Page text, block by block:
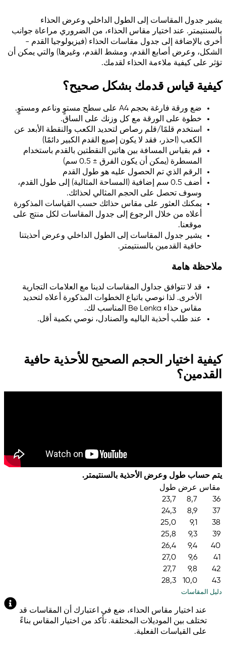
يشير جدول المقاسات إلى الطول الداخلي وعرض الحذاء
بالسنتيمتر. عند اختيار مقاس الحذاء، من الضروري مراعاة جوانب
أخرى بالإضافة إلى جدول مقاسات الحذاء (فيزيولوجيا القدم -
الشكل، وعرض أصابع القدم، ومشط القدم، وغيرها) والتي يمكن أن
تؤثر على كيفية ملاءمة الحذاء لقدمك.
كيفية قياس قدمك بشكل صحيح؟
ضع ورقة فارغة بحجم A4 على سطح مستوٍ وناعم ومستوٍ.
خطوة على الورقة مع كل وزنك على الساق.
استخدم قلمًا/قلم رصاص لتحديد الكعب والنقطة الأبعد عن
الكعب (احذر، فقد لا يكون إصبع القدم الكبير دائمًا)
قم بقياس المسافة بين هاتين النقطتين بالقدم باستخدام
المسطرة (يمكن أن يكون الفرق ± 0.5 سم)
الرقم الذي تم الحصول عليه هو طول القدم
أضف 0.5 سم إضافية (المساحة المثالية) إلى طول القدم،
وسوف تحصل على الحجم المثالي لحذائك.
يمكنك العثور على مقاس حذائك حسب القياسات المذكورة
أعلاه من خلال الرجوع إلى جدول المقاسات لكل منتج على
موقعنا.
يشير جدول المقاسات إلى الطول الداخلي وعرض أحذيتنا
حافية القدمين بالسنتيمتر.
ملاحظة هامة
قد لا تتوافق جداول المقاسات لدينا مع العلامات التجارية
الأخرى. لذا نوصي باتباع الخطوات المذكورة أعلاه لتحديد
مقاس حذاء Be Lenka المناسب لك.
عند طلب أحذية الباليه والصنادل، نوصي بكمية أقل.
كيفية اختيار الحجم الصحيح للأحذية حافية
القدمين؟
يتم حساب طول وعرض الأحذية بالسنتيمتر.
مقاس عرض طول
36
8,7
23,7
37
8,9
24,3
38
9,1
25,0
39
9,3
25,8
40
9,4
26,4
41
9,6
27,0
42
9,8
27,7
43
10,0
28,3
دليل المقاسات
عند اختيار مقاس الحذاء، ضع في اعتبارك أن المقاسات قد
تختلف بين الموديلات المختلفة. تأكد من اختيار المقاس بناءً
على القياسات الفعلية.